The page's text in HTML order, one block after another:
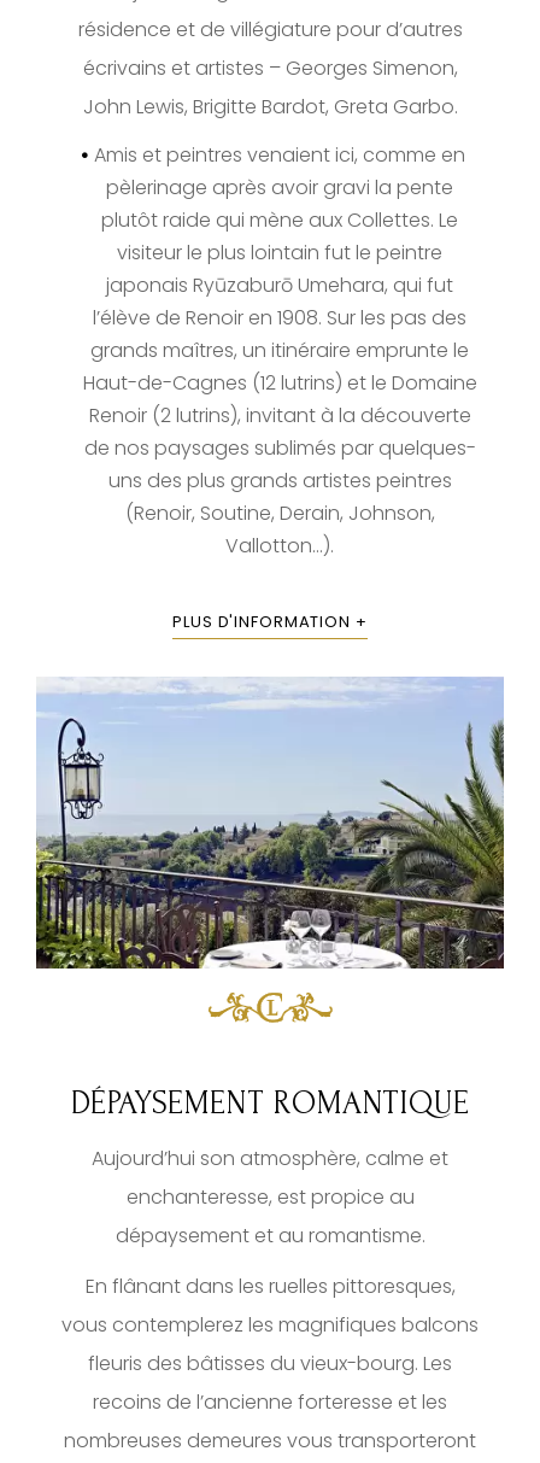
résidence et de villégiature pour d’autres
écrivains et artistes – Georges Simenon,
John Lewis, Brigitte Bardot, Greta Garbo.
Amis et peintres venaient ici, comme en
pèlerinage après avoir gravi la pente
plutôt raide qui mène aux Collettes. Le
visiteur le plus lointain fut le peintre
japonais Ryūzaburō Umehara, qui fut
l’élève de Renoir en 1908. Sur les pas des
grands maîtres, un itinéraire emprunte le
Haut-de-Cagnes (12 lutrins) et le Domaine
Renoir (2 lutrins), invitant à la découverte
de nos paysages sublimés par quelques-
uns des plus grands artistes peintres
(Renoir, Soutine, Derain, Johnson,
Vallotton...).
PLUS D'INFORMATION
DÉPAYSEMENT ROMANTIQUE
Aujourd’hui son atmosphère, calme et
enchanteresse, est propice au
dépaysement et au romantisme.
En flânant dans les ruelles pittoresques,
vous contemplerez les magnifiques balcons
fleuris des bâtisses du vieux-bourg. Les
recoins de l’ancienne forteresse et les
nombreuses demeures vous transporteront